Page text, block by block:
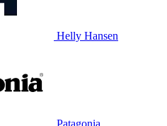
Helly Hansen
Patagonia